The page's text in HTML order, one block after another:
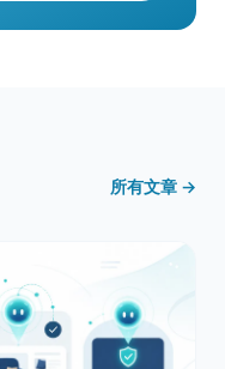
所有文章 →